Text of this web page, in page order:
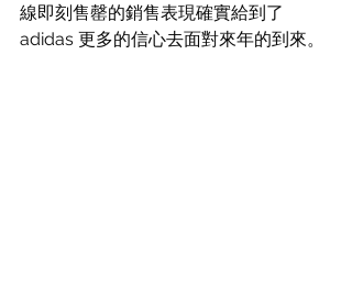
線即刻售罄的銷售表現確實給到了
adidas 更多的信心去面對來年的到來。